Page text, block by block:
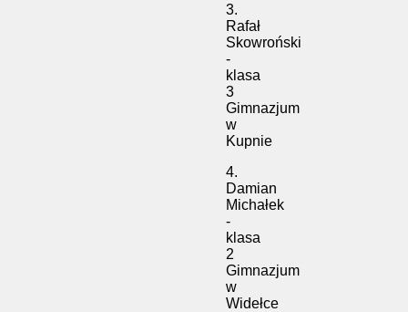
3.
Rafał
Skowroński
-
klasa
3
Gimnazjum
w
Kupnie
4.
Damian
Michałek
-
klasa
2
Gimnazjum
w
Widełce